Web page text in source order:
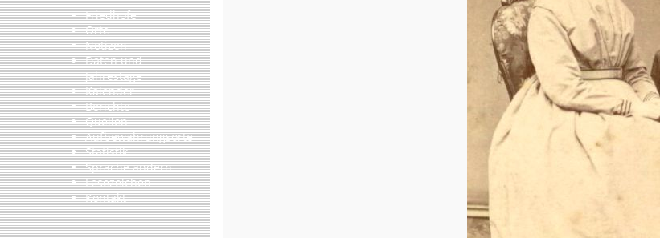
Friedhöfe
Orte
Notizen
Daten und
Jahrestage
Kalender
Berichte
Quellen
Aufbewahrungsorte
Statistik
Sprache ändern
Lesezeichen
Kontakt